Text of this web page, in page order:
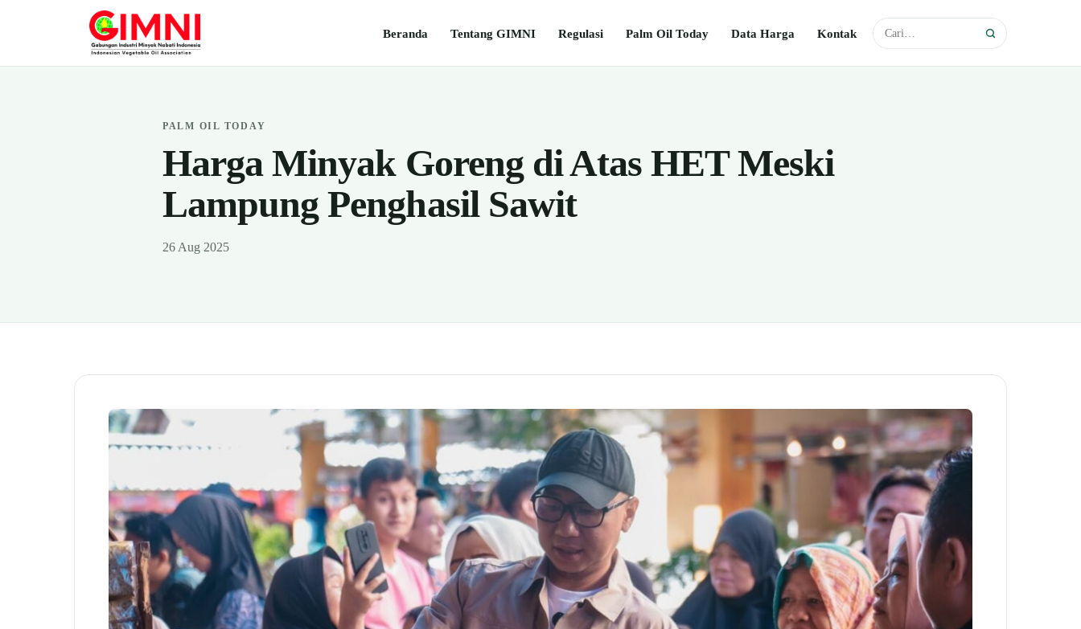
Beranda Tentang GIMNI Regulasi Palm Oil Today Data Harga Kontak
PALM OIL TODAY
Harga Minyak Goreng di Atas HET Meski
Lampung Penghasil Sawit
26 Aug 2025